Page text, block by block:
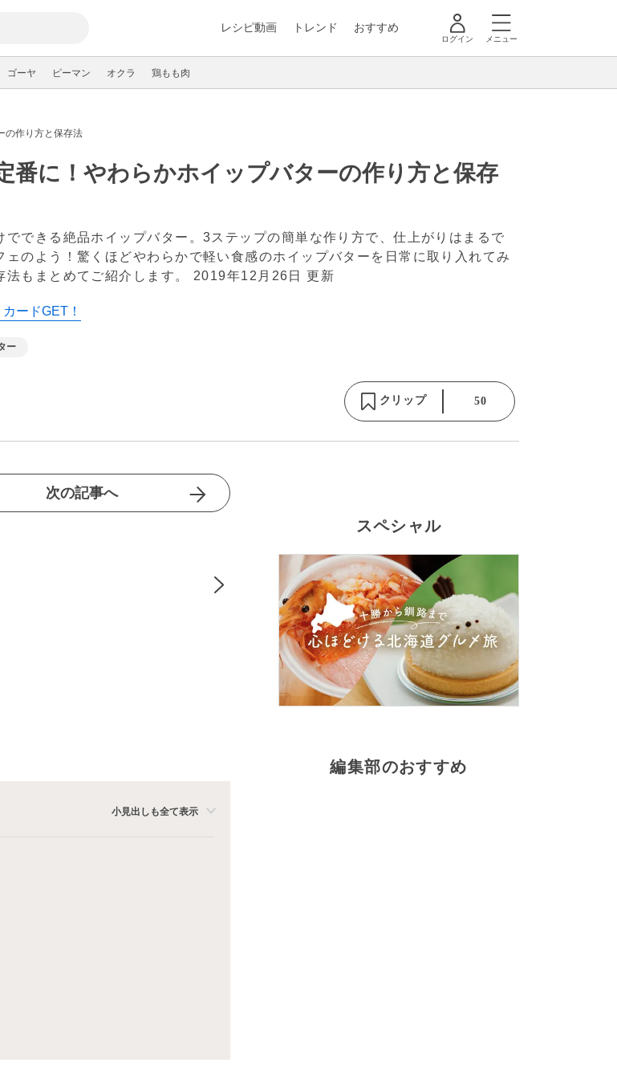
レシピ動画 トレンド おすすめ
ログイン メニュー
ゴーヤ ピーマン オクラ 鶏もも肉
の作り方と保存法
番に！やわらかホイップバターの作り方と保存
でできる絶品ホイップバター。3ステップの簡単な作り方で、仕上がりはまるで
ェのよう！驚くほどやわらかで軽い食感のホイップバターを日常に取り入れてみ
法もまとめてご紹介します。 2019年12月26日 更新
ードGET！
ー
クリップ 50
次の記事へ
小見出しも全て表示
スペシャル
編集部のおすすめ